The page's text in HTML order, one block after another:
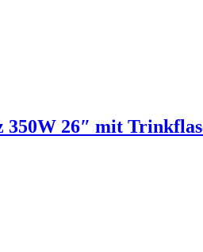
26″ mit